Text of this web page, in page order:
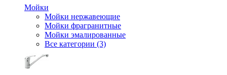
Мойки
Мойки нержавеющие
Мойки фрагранитные
Мойки эмалированные
Все категории (3)